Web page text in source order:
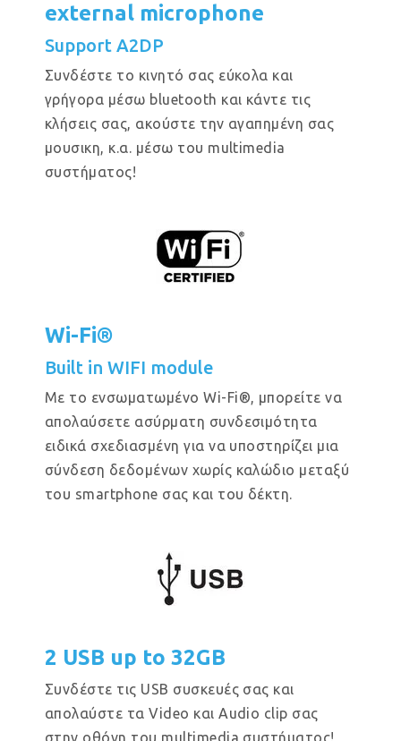
external microphone
Support A2DP
Συνδέστε το κινητό σας εύκολα και
γρήγορα μέσω bluetooth και κάντε τις
κλήσεις σας, ακούστε την αγαπημένη σας
μουσικη, κ.α. μέσω του multimedia
συστήματος!
Wi-Fi®
Built in WIFI module
Με το ενσωματωμένο Wi-Fi®, μπορείτε να
απολαύσετε ασύρματη συνδεσιμότητα
ειδικά σχεδιασμένη για να υποστηρίζει μια
σύνδεση δεδομένων χωρίς καλώδιο μεταξύ
του smartphone σας και του δέκτη.
2 USB up to 32GB
Συνδέστε τις USB συσκευές σας και
απολαύστε τα Video και Audio clip σας
στην οθόνη του multimedia συστήματος!